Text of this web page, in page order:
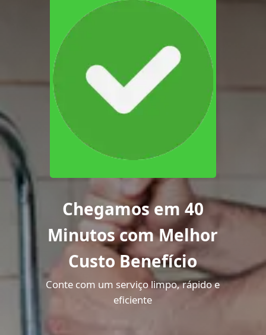
Chegamos em 40
Minutos com Melhor
Custo Benefício
Conte com um serviço limpo, rápido e
eficiente